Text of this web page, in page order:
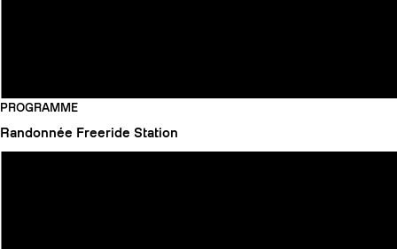
PROGRAMME
Randonnée Freeride Station